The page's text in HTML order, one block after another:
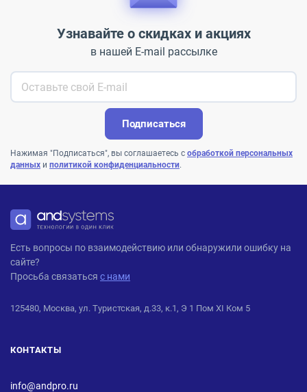
Узнавайте о скидках и акциях
в нашей E-mail рассылке
Подписаться
Нажимая "Подписаться", вы соглашаетесь с обработкой персональных
данных и политикой конфиденциальности.
ANDPRO
Есть вопросы по взаимодействию или обнаружили ошибку на
сайте?
Просьба связаться с нами
125480, Москва, ул. Туристская, д.33, к.1, Э 1 Пом XI Ком 5
КОНТАКТЫ
info@andpro.ru